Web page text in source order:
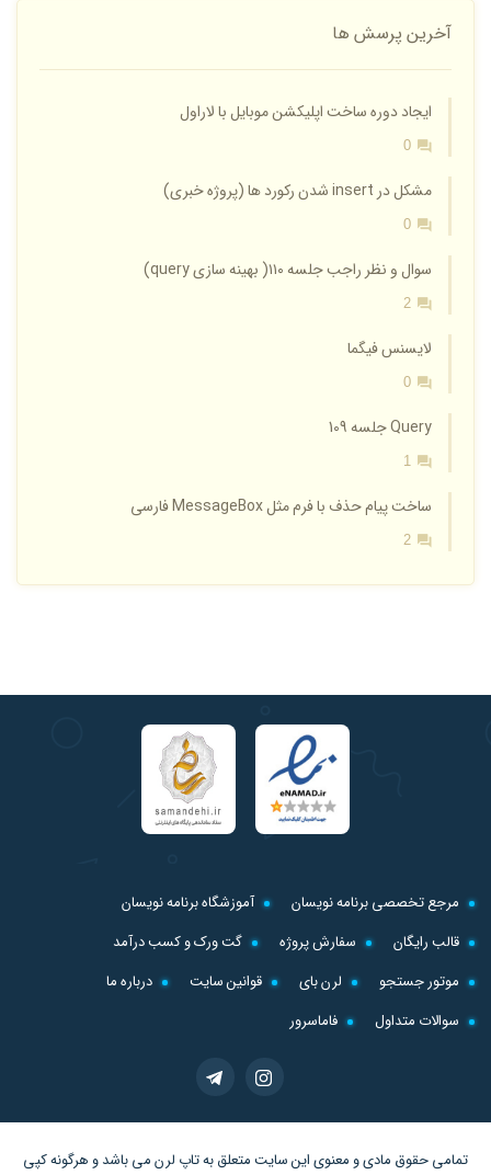
آخرین پرسش ها
ایجاد دوره ساخت اپلیکشن موبایل با لاراول
0
مشکل در insert شدن رکورد ها (پروژه خبری)
0
سوال و نظر راجب جلسه ۱۱۰( بهینه سازی query)
2
لایسنس فیگما
0
Query جلسه 109
1
ساخت پیام حذف با فرم مثل MessageBox فارسی
2
مرجع تخصصی برنامه نویسان
آموزشگاه برنامه نویسان
قالب رایگان
سفارش پروژه
گت ورک و کسب درآمد
موتور جستجو
لرن بای قوانین سایت
درباره ما
سوالات متداول
فاماسرور
تمامی حقوق مادی و معنوی این سایت متعلق بهتاپ لرنمی باشد و هرگونه کپی